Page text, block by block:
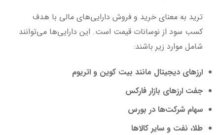
ترید به معنای خرید و فروش دارایی‌های مالی با هدف
کسب سود از نوسانات قیمت است. این دارایی‌ها می‌توانند
شامل موارد زیر باشند:
ارزهای دیجیتال مانند بیت کوین و اتریوم
جفت ارزهای بازار فارکس
سهام شرکت‌ها در بورس
طلا، نفت و سایر کالاها